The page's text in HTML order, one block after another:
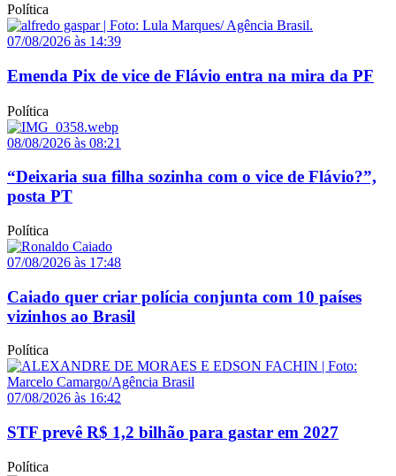
Política
07/08/2026 às 14:39
Emenda Pix de vice de Flávio entra na mira da PF
Política
08/08/2026 às 08:21
“Deixaria sua filha sozinha com o vice de Flávio?”,
posta PT
Política
07/08/2026 às 17:48
Caiado quer criar polícia conjunta com 10 países
vizinhos ao Brasil
Política
07/08/2026 às 16:42
STF prevê R$ 1,2 bilhão para gastar em 2027
Política